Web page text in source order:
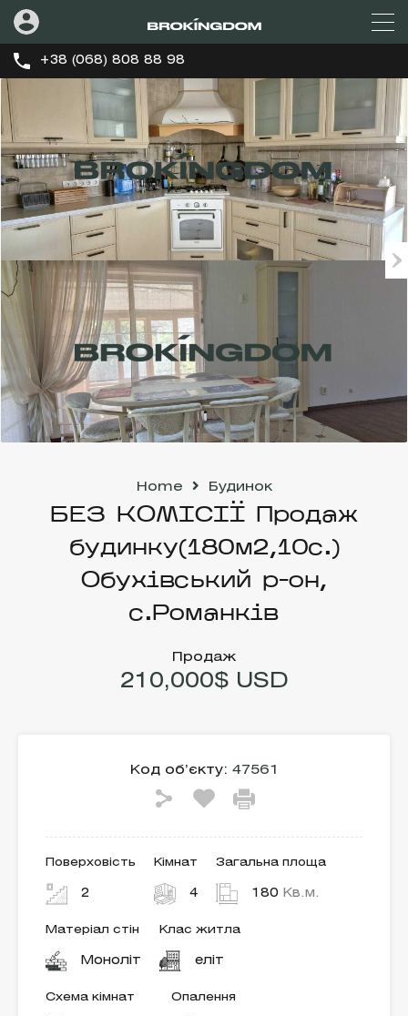
+38 (068) 808 88 98
Home Будинок
БЕЗ КОМІСІЇ Продаж
будинку(180м2,10с.)
Обухівський р-он,
с.Романків
Продаж
210,000$ USD
Код об’єкту: 47561
Поверховість
2
Кімнат
4
Загальна площа
180 Кв.м.
Матеріал стін
Моноліт
Клас житла
еліт
Схема кімнат Опалення